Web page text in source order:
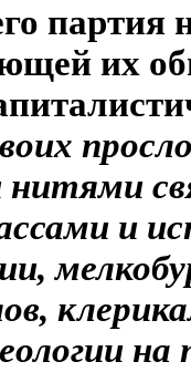
партия
их
нитями
и